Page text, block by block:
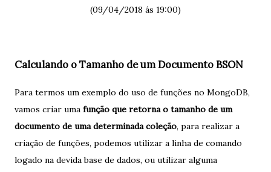
(09/04/2018 ás 19:00)
Calculando o Tamanho de um Documento BSON
Para termos um exemplo do uso de funções no MongoDB,
vamos criar uma função que retorna o tamanho de um
documento de uma determinada coleção, para realizar a
criação de funções, podemos utilizar a linha de comando
logado na devida base de dados, ou utilizar alguma